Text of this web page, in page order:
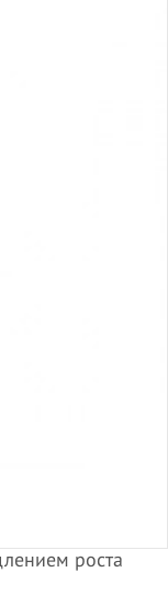
роста